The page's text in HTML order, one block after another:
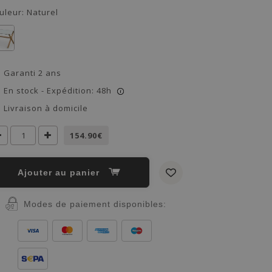
Naturel
Garanti 2 ans
En stock - Expédition: 48h
i
Livraison à domicile
154.90€
Ajouter au panier
Modes de paiement disponibles: